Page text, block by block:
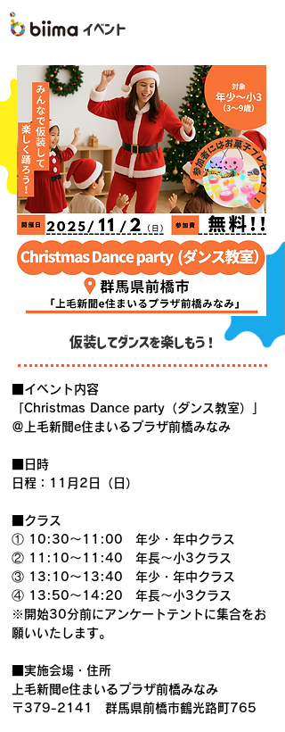
イベント
仮装してダンスを楽しもう！
■イベント内容
「Christmas Dance party（ダンス教室）」
＠上毛新聞e住まいるプラザ前橋みなみ
■日時
日程：11月2日（日）
■クラス
① 10:30〜11:00　年少・年中クラス
② 11:10〜11:40　年長〜小3クラス
③ 13:10〜13:40　年少・年中クラス
④ 13:50〜14:20　年長〜小3クラス
※開始30分前にアンケートテントに集合をお
願いいたします。
■実施会場・住所
上毛新聞e住まいるプラザ前橋みなみ
〒379-2141　群馬県前橋市鶴光路町765